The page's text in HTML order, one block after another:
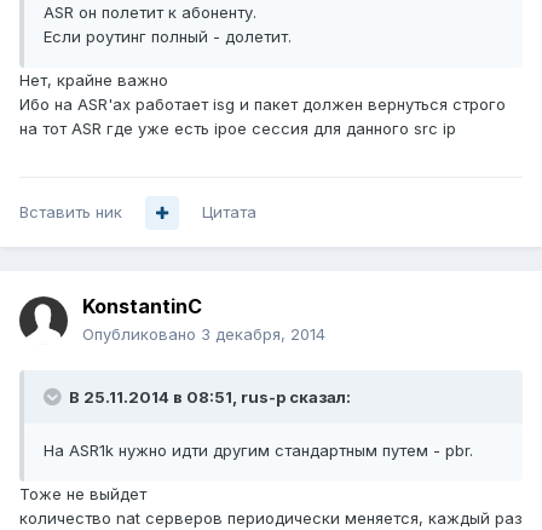
ASR он полетит к абоненту.
Если роутинг полный - долетит.
Нет, крайне важно
Ибо на ASR'ах работает isg и пакет должен вернуться строго
на тот ASR где уже есть ipoe сессия для данного src ip
Вставить ник Цитата
KonstantinC
Опубликовано 3 декабря, 2014
В 25.11.2014 в 08:51, rus-p сказал:
На ASR1k нужно идти другим стандартным путем - pbr.
Тоже не выйдет
количество nat серверов периодически меняется, каждый раз